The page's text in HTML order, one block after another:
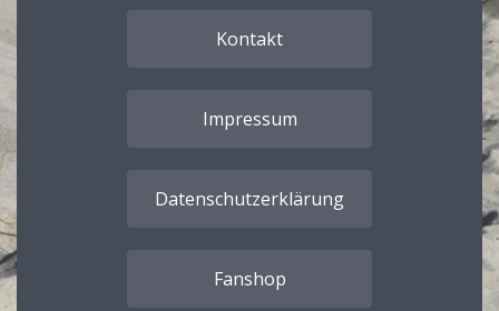
Kontakt
Impressum
Datenschutzerklärung
Fanshop